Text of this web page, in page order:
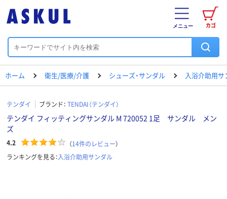
カゴ
メニュー
ホーム 衛生/医療/介護 シューズ・サンダル 入浴介助用サ
テンダイ ブランド： TENDAI（テンダイ）
テンダイ フィッティングサンダル M 720052 1足 サンダル メン
ズ
4.2 （14件のレビュー）
ランキングを見る：入浴介助用サンダル